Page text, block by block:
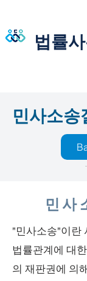
법률
민사소송
민사
"민사소송"이란
법률관계에 대
의 재판권에 의